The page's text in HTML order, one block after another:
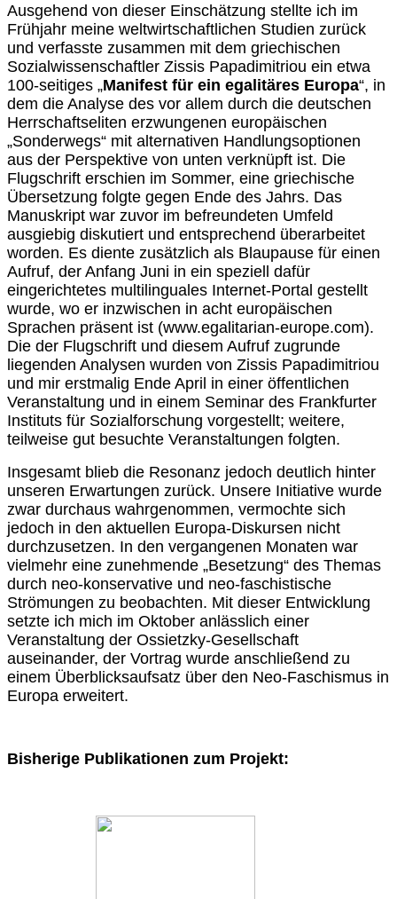
Ausgehend von dieser Einschätzung stellte ich im
Frühjahr meine weltwirtschaftlichen Studien zurück
und verfasste zusammen mit dem griechischen
Sozialwissenschaftler Zissis Papadimitriou ein etwa
100-seitiges „Manifest für ein egalitäres Europa“, in
dem die Analyse des vor allem durch die deutschen
Herrschaftseliten erzwungenen europäischen
„Sonderwegs“ mit alternativen Handlungsoptionen
aus der Perspektive von unten verknüpft ist. Die
Flugschrift erschien im Sommer, eine griechische
Übersetzung folgte gegen Ende des Jahrs. Das
Manuskript war zuvor im befreundeten Umfeld
ausgiebig diskutiert und entsprechend überarbeitet
worden. Es diente zusätzlich als Blaupause für einen
Aufruf, der Anfang Juni in ein speziell dafür
eingerichtetes multilinguales Internet-Portal gestellt
wurde, wo er inzwischen in acht europäischen
Sprachen präsent ist (www.egalitarian-europe.com).
Die der Flugschrift und diesem Aufruf zugrunde
liegenden Analysen wurden von Zissis Papadimitriou
und mir erstmalig Ende April in einer öffentlichen
Veranstaltung und in einem Seminar des Frankfurter
Instituts für Sozialforschung vorgestellt; weitere,
teilweise gut besuchte Veranstaltungen folgten.
Insgesamt blieb die Resonanz jedoch deutlich hinter
unseren Erwartungen zurück. Unsere Initiative wurde
zwar durchaus wahrgenommen, vermochte sich
jedoch in den aktuellen Europa-Diskursen nicht
durchzusetzen. In den vergangenen Monaten war
vielmehr eine zunehmende „Besetzung“ des Themas
durch neo-konservative und neo-faschistische
Strömungen zu beobachten. Mit dieser Entwicklung
setzte ich mich im Oktober anlässlich einer
Veranstaltung der Ossietzky-Gesellschaft
auseinander, der Vortrag wurde anschließend zu
einem Überblicksaufsatz über den Neo-Faschismus in
Europa erweitert.
Bisherige Publikationen zum Projekt: